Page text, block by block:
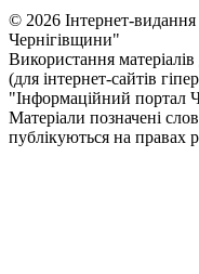
© 2026 Інтернет-
Чернiгiвщини"
Використання
(для інтернет-сайтів
"Інформаційний портал
Матеріали позначені
публікуються на правах